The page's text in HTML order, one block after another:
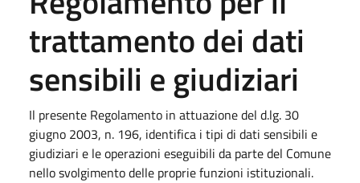
trattamento dei dati
sensibili e giudiziari
Il presente Regolamento in attuazione del d.lg. 30
giugno 2003, n. 196, identifica i tipi di dati sensibili e
giudiziari e le operazioni eseguibili da parte del Comune
nello svolgimento delle proprie funzioni istituzionali.